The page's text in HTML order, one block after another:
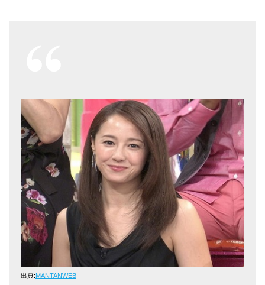
出典:MANTANWEB